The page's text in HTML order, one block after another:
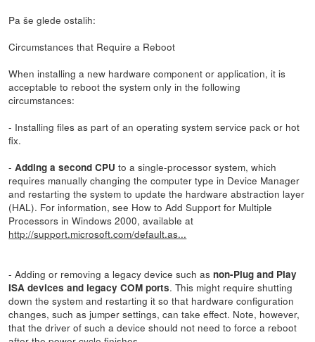
Pa še glede ostalih:
Circumstances that Require a Reboot
When installing a new hardware component or application, it is
acceptable to reboot the system only in the following
circumstances:
- Installing files as part of an operating system service pack or hot
fix.
-Adding a second CPU to a single-processor system, which
requires manually changing the computer type in Device Manager
and restarting the system to update the hardware abstraction layer
(HAL). For information, see How to Add Support for Multiple
Processors in Windows 2000, available at
http://support.microsoft.com/default.as...
- Adding or removing a legacy device such asnon-Plug and Play
ISA devices and legacy COM ports. This might require shutting
down the system and restarting it so that hardware configuration
changes, such as jumper settings, can take effect. Note, however,
that the driver of such a device should not need to force a reboot